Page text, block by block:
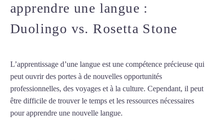
apprendre une langue :
Duolingo vs. Rosetta Stone
L’apprentissage d’une langue est une compétence précieuse qui
peut ouvrir des portes à de nouvelles opportunités
professionnelles, des voyages et à la culture. Cependant, il peut
être difficile de trouver le temps et les ressources nécessaires
pour apprendre une nouvelle langue.